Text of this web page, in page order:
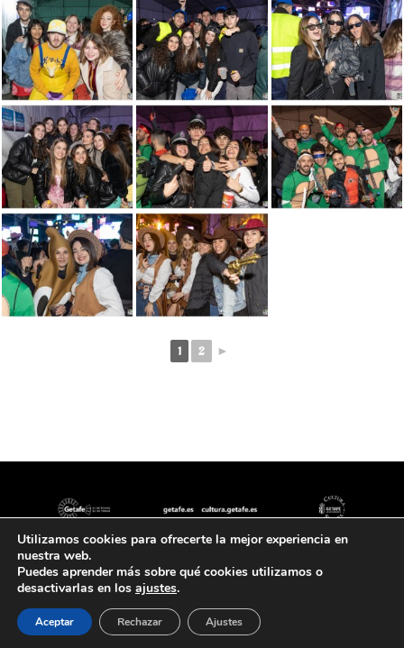
1 2 ►
© carnavaldegetafe.es 2021 |
Política de cookies |Diseño 4simpleApps
Utilizamos cookies para ofrecerte la mejor experiencia en
nuestra web.
Puedes aprender más sobre qué cookies utilizamos o
desactivarlas en los ajustes.
Aceptar Rechazar Ajustes